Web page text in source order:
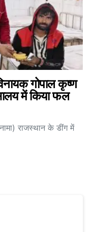
गोपाल कृष्ण
में किया फल
राजस्थान के डींग में